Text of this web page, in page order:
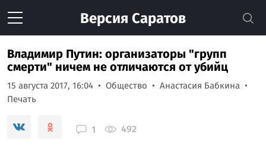
Версия Саратов
Владимир Путин: организаторы "групп
смерти" ничем не отличаются от убийц
15 августа 2017, 16:04 Общество
Анастасия Бабкина
Печать
1 492